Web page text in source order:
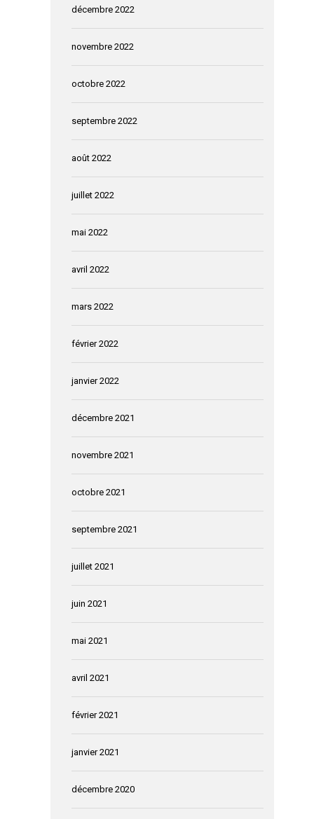
décembre 2022
novembre 2022
octobre 2022
septembre 2022
août 2022
juillet 2022
mai 2022
avril 2022
mars 2022
février 2022
janvier 2022
décembre 2021
novembre 2021
octobre 2021
septembre 2021
juillet 2021
juin 2021
mai 2021
avril 2021
février 2021
janvier 2021
décembre 2020